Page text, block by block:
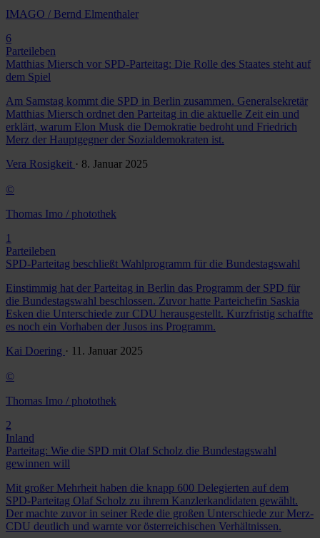
IMAGO / Bernd Elmenthaler
6
Parteileben
Matthias Miersch vor SPD-Parteitag: Die Rolle des Staates steht auf
dem Spiel
Am Samstag kommt die SPD in Berlin zusammen. Generalsekretär
Matthias Miersch ordnet den Parteitag in die aktuelle Zeit ein und
erklärt, warum Elon Musk die Demokratie bedroht und Friedrich
Merz der Hauptgegner der Sozialdemokraten ist.
Vera Rosigkeit · 8. Januar 2025
©
Thomas Imo / photothek
1
Parteileben
SPD-Parteitag beschließt Wahlprogramm für die Bundestagswahl
Einstimmig hat der Parteitag in Berlin das Programm der SPD für
die Bundestagswahl beschlossen. Zuvor hatte Parteichefin Saskia
Esken die Unterschiede zur CDU herausgestellt. Kurzfristig schaffte
es noch ein Vorhaben der Jusos ins Programm.
Kai Doering · 11. Januar 2025
©
Thomas Imo / photothek
2
Inland
Parteitag: Wie die SPD mit Olaf Scholz die Bundestagswahl
gewinnen will
Mit großer Mehrheit haben die knapp 600 Delegierten auf dem
SPD-Parteitag Olaf Scholz zu ihrem Kanzlerkandidaten gewählt.
Der machte zuvor in seiner Rede die großen Unterschiede zur Merz-
CDU deutlich und warnte vor österreichischen Verhältnissen.